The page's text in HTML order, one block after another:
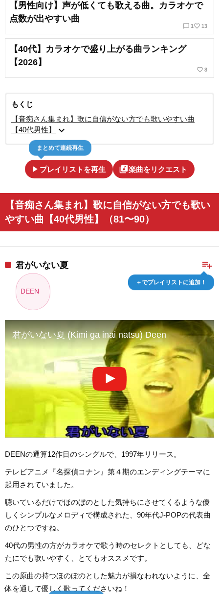
【男性向け】声が低くても歌える曲。カラオケで
点数が出やすい曲
chat_bubble_outline 1 favorite_border 13
【40代】カラオケで盛り上がる曲ランキング
【2026】
favorite_border 8
もくじ
【音痴さん集まれ】歌に自信がない方でも歌いやすい曲
【40代男性】
expand_more
play_arrow プレイリストを再生
まとめて連続再生
library_music楽曲をリクエスト
【音痴さん集まれ】歌に自信がない方でも歌い
やすい曲【40代男性】（81〜90）
playlist_add
＋でプレイリストに追加！
君がいない夏
DEEN
君がいない夏 (Kimi ga inai natsu) Deen
DEENの通算12作目のシングルで、1997年リリース。
テレビアニメ『名探偵コナン』第４期のエンディングテーマに
起用されていました。
聴いているだけでほのぼのとした気持ちにさせてくるような優
しくシンプルなメロディで構成された、90年代J-POPの代表曲
のひとつですね。
40代の男性の方がカラオケで歌う時のセレクトとしても、どな
たにでも歌いやすく、とてもオススメです。
この原曲の持つほのぼのとした魅力が損なわれないように、全
体を通して優しく歌ってくださいね！